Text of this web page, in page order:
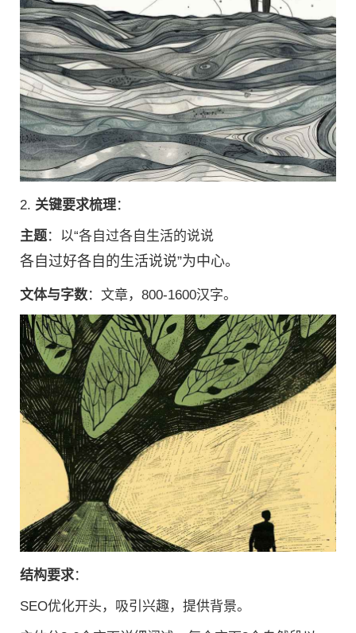
2. 关键要求梳理：
主题：以“各自过各自生活的说说
各自过好各自的生活说说”为中心。
文体与字数：文章，800-1600汉字。
结构要求：
SEO优化开头，吸引兴趣，提供背景。